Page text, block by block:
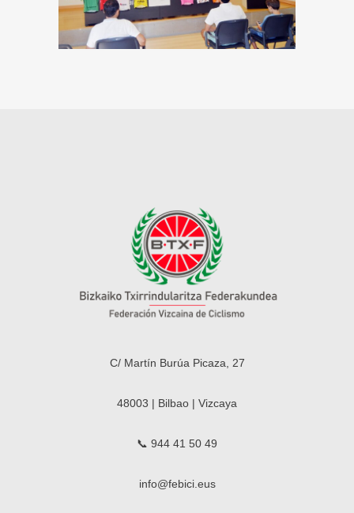
C/ Martín Burúa Picaza, 27
48003 | Bilbao | Vizcaya
📞 944 41 50 49
info@febici.eus